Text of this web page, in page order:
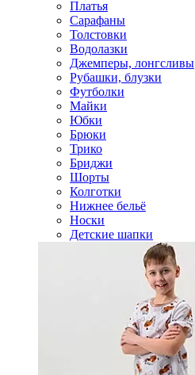
Платья
Сарафаны
Толстовки
Водолазки
Джемперы, лонгсливы
Рубашки, блузки
Футболки
Майки
Юбки
Брюки
Трико
Бриджи
Шорты
Колготки
Нижнее бельё
Носки
Детские шапки